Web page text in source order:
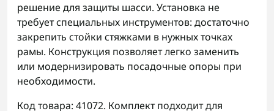
решение для защиты шасси. Установка не
требует специальных инструментов: достаточно
закрепить стойки стяжками в нужных точках
рамы. Конструкция позволяет легко заменить
или модернизировать посадочные опоры при
необходимости.
Код товара: 41072. Комплект подходит для